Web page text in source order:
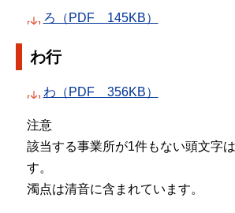
ろ（PDF 145KB）
わ行
わ（PDF 356KB）
注意
該当する事業所が1件もない頭文字
す。
濁点は清音に含まれています。